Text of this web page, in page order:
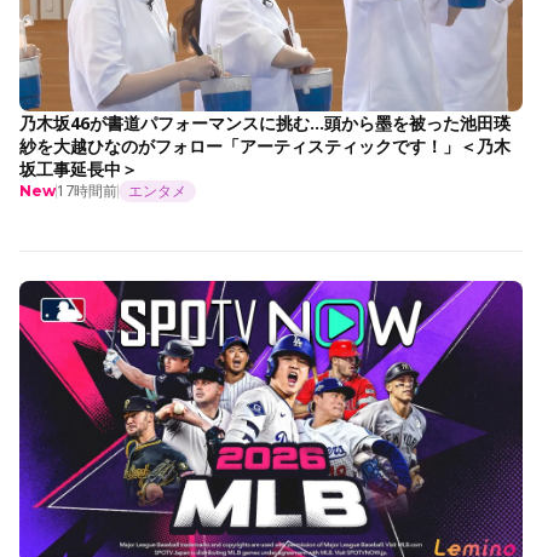
乃木坂46が書道パフォーマンスに挑む…頭から墨を被った池田瑛
紗を大越ひなのがフォロー「アーティスティックです！」＜乃木
坂工事延長中＞
New17時間前 エンタメ